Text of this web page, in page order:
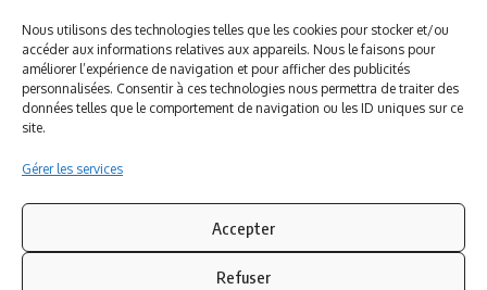
Nous utilisons des technologies telles que les cookies pour stocker et/ou
accéder aux informations relatives aux appareils. Nous le faisons pour
améliorer l’expérience de navigation et pour afficher des publicités
personnalisées. Consentir à ces technologies nous permettra de traiter des
données telles que le comportement de navigation ou les ID uniques sur ce
site.
Gérer les services
Accepter
Refuser